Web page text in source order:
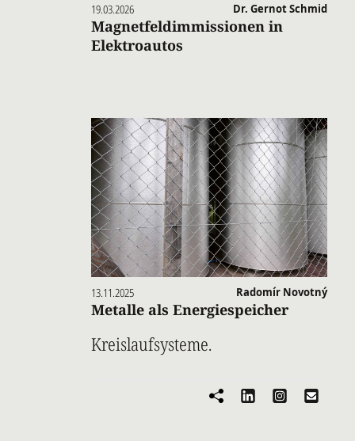
19.03.2026 Dr. Gernot Schmid
Magnetfeldimmissionen in
Elektroautos
13.11.2025 Radomír Novotný
Metalle als Energiespeicher
Kreislaufsysteme.